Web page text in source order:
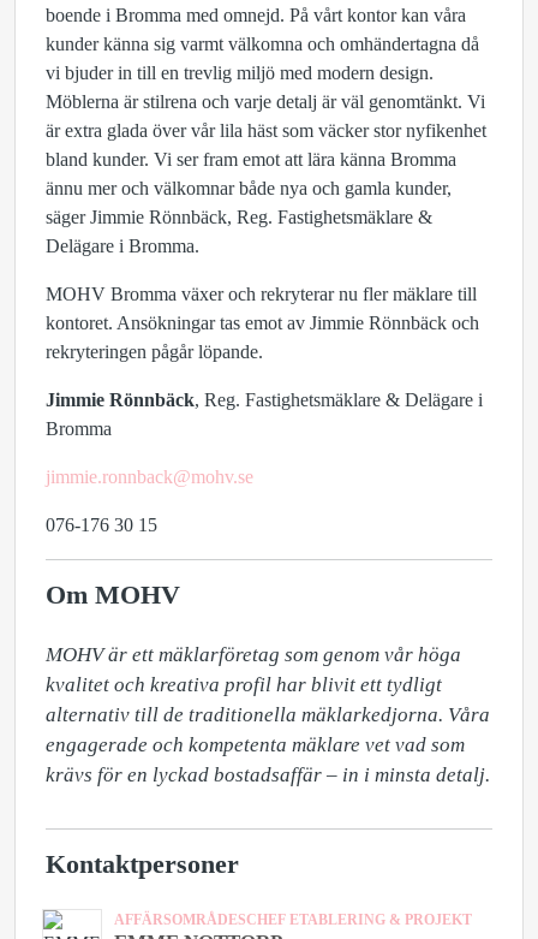
boende i Bromma med omnejd. På vårt kontor kan våra
kunder känna sig varmt välkomna och omhändertagna då
vi bjuder in till en trevlig miljö med modern design.
Möblerna är stilrena och varje detalj är väl genomtänkt. Vi
är extra glada över vår lila häst som väcker stor nyfikenhet
bland kunder. Vi ser fram emot att lära känna Bromma
ännu mer och välkomnar både nya och gamla kunder,
säger Jimmie Rönnbäck, Reg. Fastighetsmäklare &
Delägare i Bromma.
MOHV Bromma växer och rekryterar nu fler mäklare till
kontoret. Ansökningar tas emot av Jimmie Rönnbäck och
rekryteringen pågår löpande.
Jimmie Rönnbäck, Reg. Fastighetsmäklare & Delägare i
Bromma
jimmie.ronnback@mohv.se
076-176 30 15
Om MOHV
MOHV är ett mäklarföretag som genom vår höga
kvalitet och kreativa profil har blivit ett tydligt
alternativ till de traditionella mäklarkedjorna. Våra
engagerade och kompetenta mäklare vet vad som
krävs för en lyckad bostadsaffär – in i minsta detalj.
Kontaktpersoner
AFFÄRSOMRÅDESCHEF ETABLERING & PROJEKT